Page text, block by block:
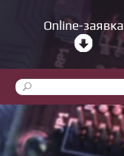
Online-заявка